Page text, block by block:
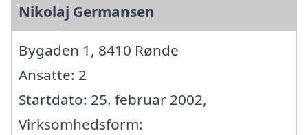
Nikolaj Germansen
Bygaden 1, 8410 Rønde
Ansatte: 2
Startdato: 25. februar 2002,
Virksomhedsform: